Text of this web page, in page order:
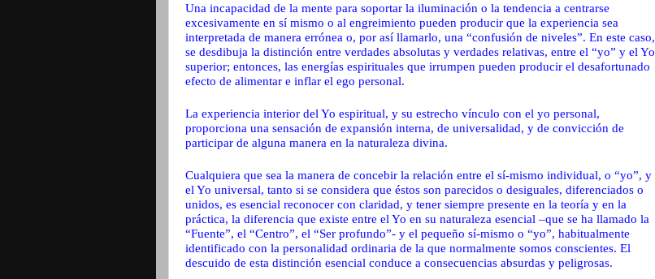
Una incapacidad de la mente para soportar la iluminación o la tendencia a centrarse
excesivamente en sí mismo o al engreimiento pueden producir que la experiencia sea
interpretada de manera errónea o, por así llamarlo, una “confusión de niveles”. En este caso,
se desdibuja la distinción entre verdades absolutas y verdades relativas, entre el “yo” y el Yo
superior; entonces, las energías espirituales que irrumpen pueden producir el desafortunado
efecto de alimentar e inflar el ego personal.
La experiencia interior del Yo espiritual, y su estrecho vínculo con el yo personal,
proporciona una sensación de expansión interna, de universalidad, y de convicción de
participar de alguna manera en la naturaleza divina.
Cualquiera que sea la manera de concebir la relación entre el sí-mismo individual, o “yo”, y
el Yo universal, tanto si se considera que éstos son parecidos o desiguales, diferenciados o
unidos, es esencial reconocer con claridad, y tener siempre presente en la teoría y en la
práctica, la diferencia que existe entre el Yo en su naturaleza esencial –que se ha llamado la
“Fuente”, el “Centro”, el “Ser profundo”- y el pequeño sí-mismo o “yo”, habitualmente
identificado con la personalidad ordinaria de la que normalmente somos conscientes. El
descuido de esta distinción esencial conduce a consecuencias absurdas y peligrosas.